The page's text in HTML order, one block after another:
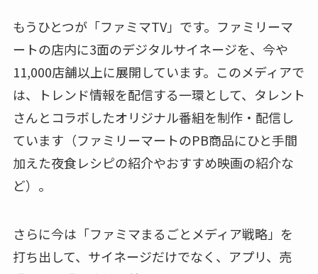
もうひとつが「ファミマTV」です。ファミリーマ
ートの店内に3面のデジタルサイネージを、今や
11,000店舗以上に展開しています。このメディアで
は、トレンド情報を配信する一環として、タレント
さんとコラボしたオリジナル番組を制作・配信し
ています（ファミリーマートのPB商品にひと手間
加えた夜食レシピの紹介やおすすめ映画の紹介な
ど）。
さらに今は「ファミマまるごとメディア戦略」を
打ち出して、サイネージだけでなく、アプリ、売